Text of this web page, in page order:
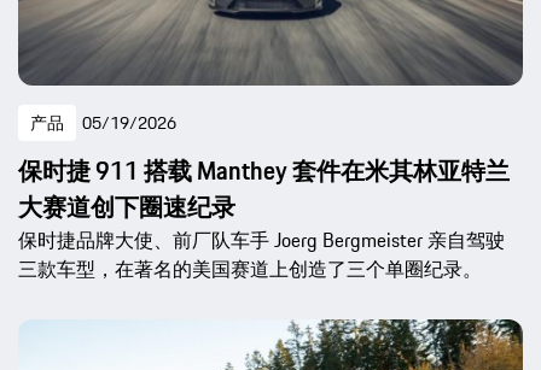
产品 05/19/2026
保时捷 911 搭载 Manthey 套件在米其林亚特兰
大赛道创下圈速纪录
保时捷品牌大使、前厂队车手 Joerg Bergmeister 亲自驾驶
三款车型，在著名的美国赛道上创造了三个单圈纪录。